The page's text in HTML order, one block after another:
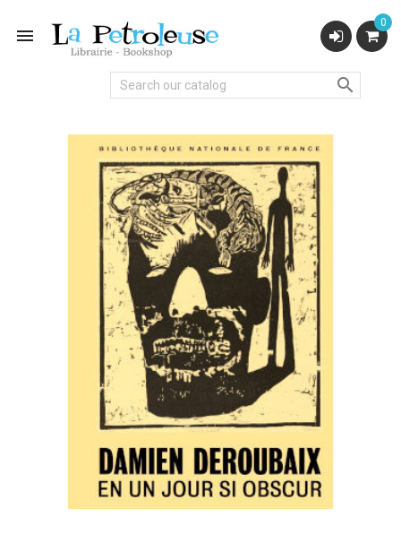

0
